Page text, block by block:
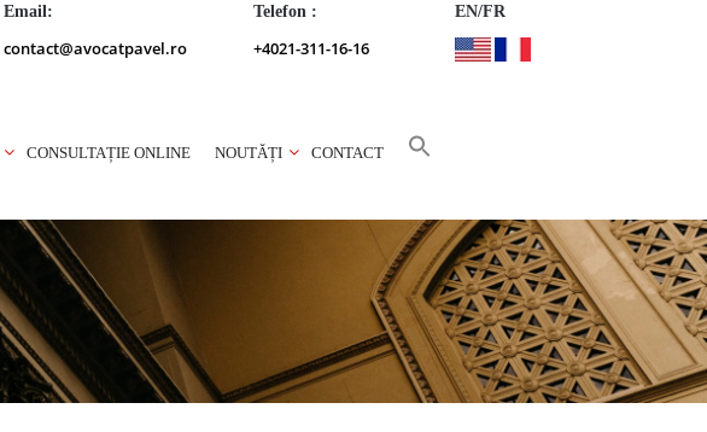
Email:
contact@avocatpavel.ro
Telefon :
+4021-311-16-16
EN/FR
CONSULTAȚIE ONLINE NOUTĂȚI CONTACT